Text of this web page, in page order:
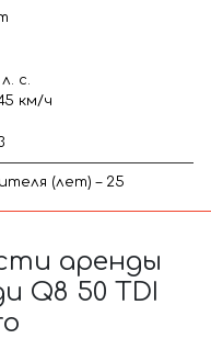
с.
км/ч
(лет) – 25
аренды
Q8 50 TDI